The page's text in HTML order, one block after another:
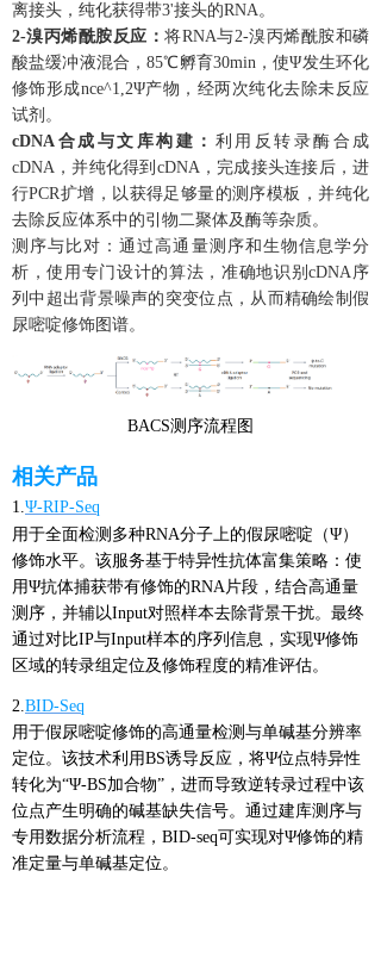
离接头，纯化获得带3'接头的RNA。
2-溴丙烯酰胺反应：将RNA与2-溴丙烯酰胺和磷
酸盐缓冲液混合，85℃孵育30min，使Ψ发生环化
修饰形成nce^1,2Ψ产物，经两次纯化去除未反应
试剂。
cDNA合成与文库构建： 利用反转录酶合成
cDNA，并纯化得到cDNA，完成接头连接后，进
行PCR扩增，以获得足够量的测序模板，并纯化
去除反应体系中的引物二聚体及酶等杂质。
测序与比对：通过高通量测序和生物信息学分
析，使用专门设计的算法，准确地识别cDNA序
列中超出背景噪声的突变位点，从而精确绘制假
尿嘧啶修饰图谱。
BACS测序流程图
相关产品
1.Ψ-RIP-Seq
用于全面检测多种RNA分子上的假尿嘧啶（Ψ）
修饰水平。该服务基于特异性抗体富集策略：使
用Ψ抗体捕获带有修饰的RNA片段，结合高通量
测序，并辅以Input对照样本去除背景干扰。最终
通过对比IP与Input样本的序列信息，实现Ψ修饰
区域的转录组定位及修饰程度的精准评估。
2.BID-Seq
用于假尿嘧啶修饰的高通量检测与单碱基分辨率
定位。该技术利用BS诱导反应，将Ψ位点特异性
转化为“Ψ-BS加合物”，进而导致逆转录过程中该
位点产生明确的碱基缺失信号。通过建库测序与
专用数据分析流程，BID-seq可实现对Ψ修饰的精
准定量与单碱基定位。